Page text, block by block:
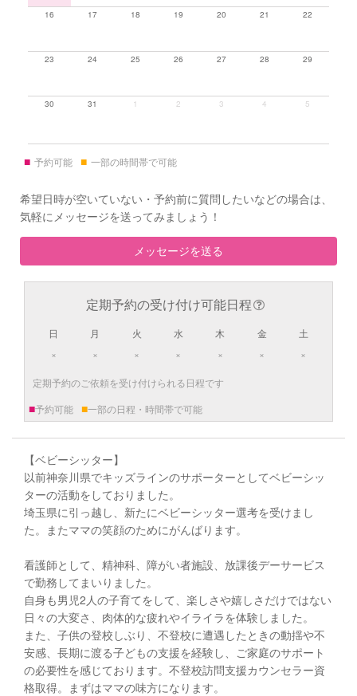
16 17 18 19 20 21 22
23 24 25 26 27 28 29
30 31 1 2 3 4 5
■ 予約可能 ■ 一部の時間帯で可能
希望日時が空いていない・予約前に質問したいなどの場合は、
気軽にメッセージを送ってみましょう！
メッセージを送る
定期予約の受け付け可能日程
日
×
月
×
火
×
水
×
木
×
金
×
土
×
定期予約のご依頼を受け付けられる日程です
■予約可能 ■一部の日程・時間帯で可能
【ベビーシッター】
以前神奈川県でキッズラインのサポーターとしてベビーシッ
ターの活動をしておりました。
埼玉県に引っ越し、新たにベビーシッター選考を受けまし
た。またママの笑顔のためにがんばります。
看護師として、精神科、障がい者施設、放課後デーサービス
で勤務してまいりました。
自身も男児2人の子育てをして、楽しさや嬉しさだけではない
日々の大変さ、肉体的な疲れやイライラを体験しました。
また、子供の登校しぶり、不登校に遭遇したときの動揺や不
安感、長期に渡る子どもの支援を経験し、ご家庭のサポート
の必要性を感じております。不登校訪問支援カウンセラー資
格取得。まずはママの味方になります。